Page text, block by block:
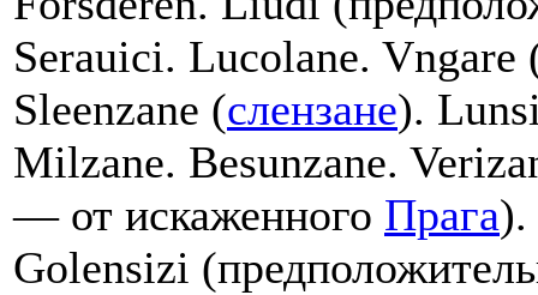
Serauici. Lucolane. Vngare
Sleenzane (слензане).
Milzane. Besunzane.
— от искаженного Прага).
Golensizi